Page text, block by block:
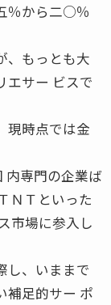
％から二○％
、もっとも大
エサー ビスで
現時点では金
専門の企業ば
ＮＴといった
市場に参入し
し、いままで
補足的サー ポ